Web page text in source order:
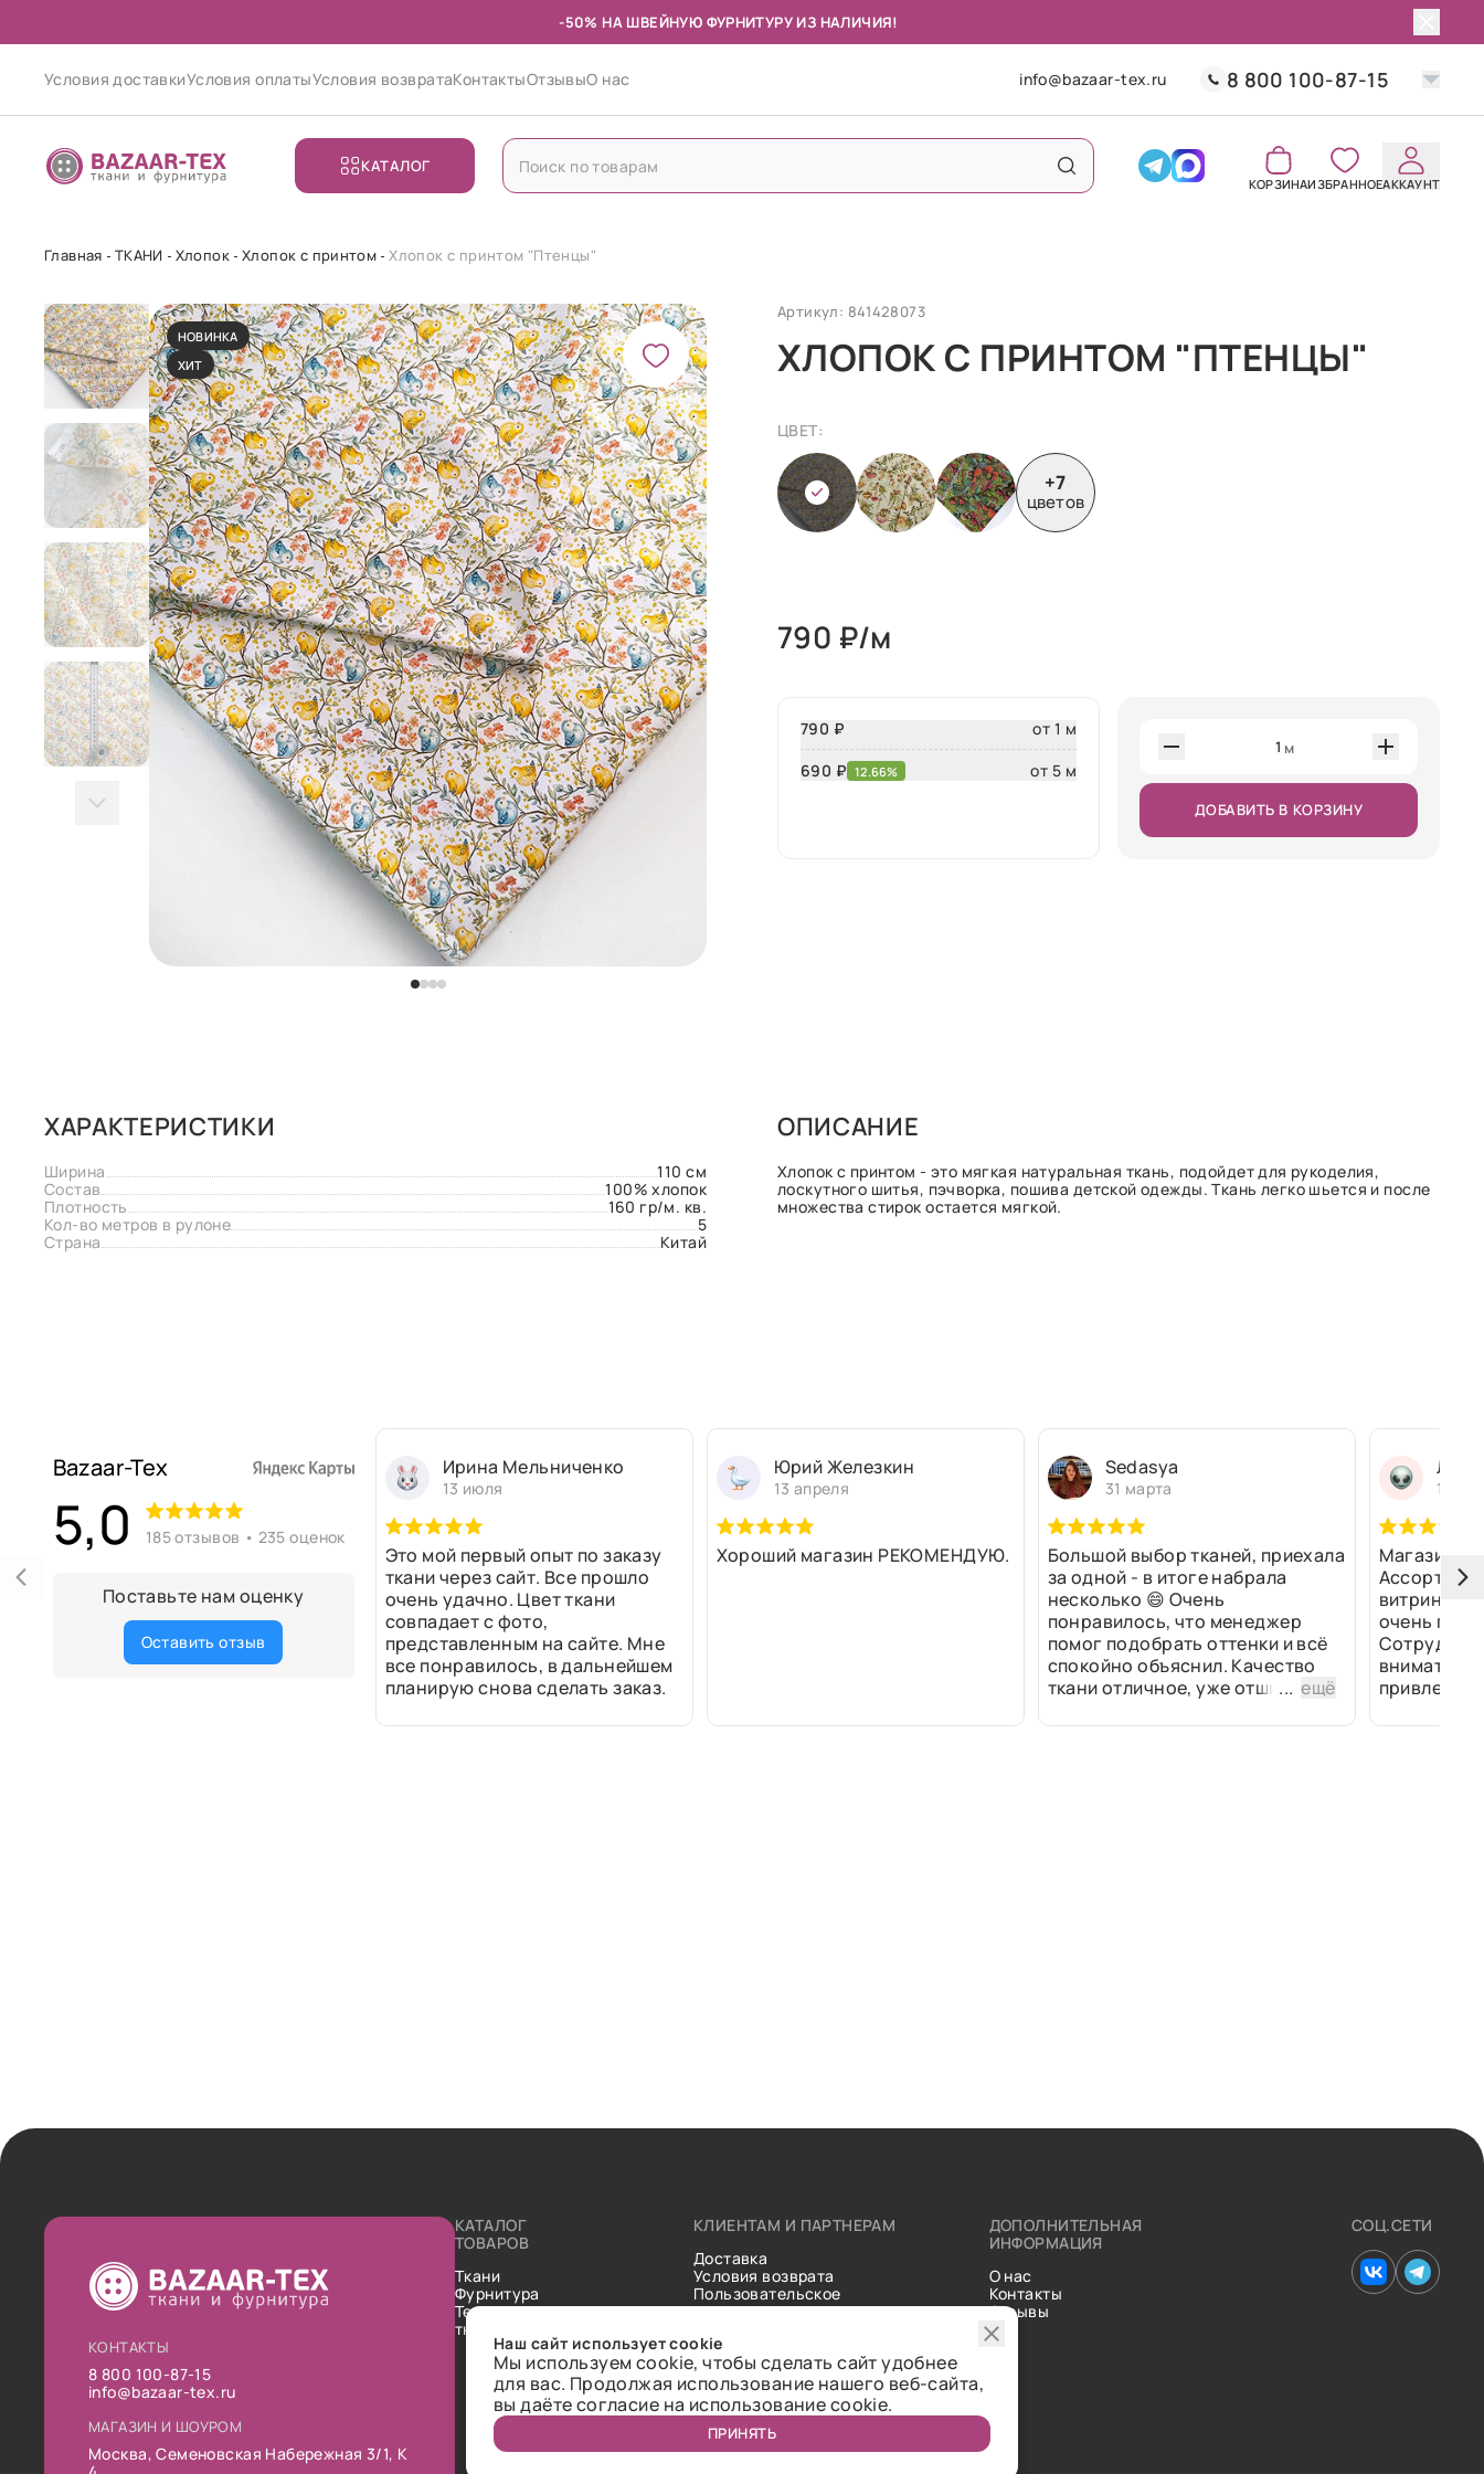
-50% НА ШВЕЙНУЮ ФУРНИТУРУ ИЗ НАЛИЧИЯ!
Условия доставкиУсловия оплатыУсловия возвратаКонтактыОтзывыО нас info@bazaar-tex.ru 8 800 100-87-15
КАТАЛОГ
КОРЗИНАИЗБРАННОЕАККАУНТ
Главная ТКАНИ Хлопок Хлопок с принтом Хлопок с принтом "Птенцы"
НОВИНКА
ХИТ
Артикул: 841428073
ХЛОПОК С ПРИНТОМ "ПТЕНЦЫ"
ЦВЕТ:
+7
цветов
790 ₽/м
790 ₽
от 1 м
690 ₽ 12.66% от 5 м
1 м
ДОБАВИТЬ В КОРЗИНУ
ХАРАКТЕРИСТИКИ
Ширина
110 см
Состав
100% хлопок
Плотность
160 гр/м. кв.
Кол-во метров в рулоне
5
Страна
Китай
ОПИСАНИЕ
Хлопок с принтом - это мягкая натуральная ткань, подойдет для рукоделия,
лоскутного шитья, пэчворка, пошива детской одежды. Ткань легко шьется и после
множества стирок остается мягкой.
Bazaar-Tex
5,0 185 отзывов • 235 оценок
Поставьте нам оценку
Оставить отзыв
Ирина Мельниченко
13 июля
Это мой первый опыт по заказу
ткани через сайт. Все прошло
очень удачно. Цвет ткани
совпадает с фото,
представленным на сайте. Мне
все понравилось, в дальнейшем
планирую снова сделать заказ.
Юрий Железкин
13 апреля
Хороший магазин РЕКОМЕНДУЮ.
Sedasya
31 марта
Большой выбор тканей, приехала
за одной - в итоге набрала
несколько 😄 Очень
понравилось, что менеджер
помог подобрать оттенки и всё
спокойно объяснил. Качество
ткани отличное, уже отшили...ещё
13
Магазин
витринах
очень
привлек
рулоны
КОНТАКТЫ
8 800 100-87-15
info@bazaar-tex.ru
МАГАЗИН И ШОУРОМ
Москва, Семеновская Набережная 3/1, К
КАТАЛОГ
ТОВАРОВ
Ткани
Фурнитура
Технические
ткани
КЛИЕНТАМ И ПАРТНЕРАМ
Доставка
Условия возврата
Пользовательское
соглашение
Статьи
ДОПОЛНИТЕЛЬНАЯ
ИНФОРМАЦИЯ
О нас
Контакты
Отзывы
СОЦ.СЕТИ
Наш сайт использует cookie
Мы используем cookie, чтобы сделать сайт удобнее
для вас. Продолжая использование нашего веб-сайта,
вы даёте согласие на использование cookie.
ПРИНЯТЬ